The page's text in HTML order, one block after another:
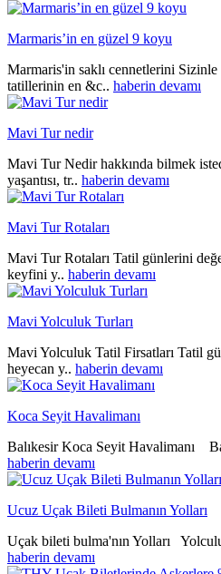
Marmaris’in en güzel 9 koyu
Marmaris'in saklı cennetlerini
tatillerinin en &c.. haberin devamı
Mavi Tur nedir
Mavi Tur Nedir hakkında bilmek
yaşantısı, tr.. haberin devamı
Mavi Tur Rotaları
Mavi Tur Rotaları Tatil günlerini
keyfini y.. haberin devamı
Mavi Yolculuk Turları
Mavi Yolculuk Tatil Firsatları Tatil
heyecan y.. haberin devamı
Koca Seyit Havalimanı
Balıkesir Koca Seyit Havalimanı
haberin devamı
Ucuz Uçak Bileti Bulmanın Yolları
Uçak bileti bulma'nın Yolları
haberin devamı